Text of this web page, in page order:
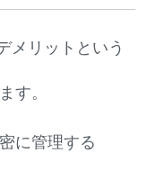
メリットという
す。
に管理する